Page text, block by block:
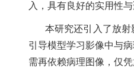
入 ，具有良好的实用性与
本研究还引入了放射
引导模型学习影像中与
需再依赖病理图像，仅